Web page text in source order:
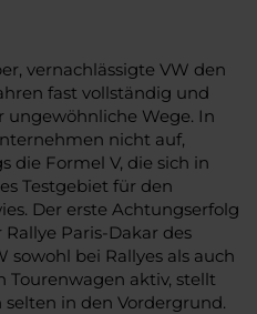
vernachlässigte VW den
fast vollständig und
ungewöhnliche Wege. In
nicht auf,
die Formel V, die sich in
Testgebiet für den
Der erste Achtungserfolg
Paris-Dakar des
sowohl bei Rallyes als auch
Tourenwagen aktiv, stellt
in den Vordergrund.